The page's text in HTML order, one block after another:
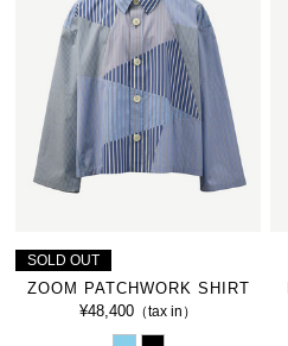
SOLD OUT
ZOOM PATCHWORK SHIRT
¥48,400 （tax in）